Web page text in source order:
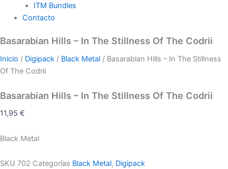
ITM Bundles
Contacto
Basarabian Hills – In The Stillness Of The Codrii
Inicio / Digipack / Black Metal / Basarabian Hills – In The Stillness
Of The Codrii
Basarabian Hills – In The Stillness Of The Codrii
11,95 €
Black Metal
SKU 702 Categorías Black Metal, Digipack